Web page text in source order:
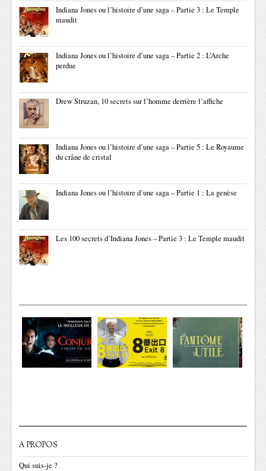
Indiana Jones ou l’histoire d’une saga – Partie 3 : Le Temple
maudit
Indiana Jones ou l’histoire d’une saga – Partie 2 : L’Arche
perdue
Drew Struzan, 10 secrets sur l’homme derrière l’affiche
Indiana Jones ou l’histoire d’une saga – Partie 5 : Le Royaume
du crâne de cristal
Indiana Jones ou l’histoire d’une saga – Partie 1 : La genèse
Les 100 secrets d’Indiana Jones – Partie 3 : Le Temple maudit
A PROPOS
Qui suis-je ?